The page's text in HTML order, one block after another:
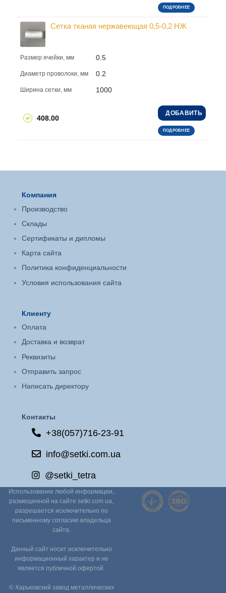
ПОДРОБНЕЕ
Сетка тканая нержавеющая 0,5-0,2 НЖ
Размер ячейки, мм 0.5
Диаметр проволоки, мм 0.2
Ширина сетки, мм 1000
408.00
ДОБАВИТЬ
ПОДРОБНЕЕ
Компания
Производство
Склады
Сертификаты и дипломы
Карта сайта
Политика конфиденциальности
Условия использования сайта
Клиенту
Оплата
Доставка и возврат
Реквизиты
Отправить запрос
Написать директору
Контакты
+38(057)716-23-91
info@setki.com.ua
@setki_tetra
Использование любой информации,
размещенной на сайте setki.com.ua,
разрешается исключительно по
письменному согласию владельца
сайта.
Данный сайт носит исключительно
информационный характер и не
является публичной офертой.
© Харьковский завод металлических